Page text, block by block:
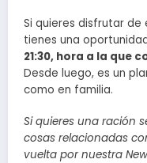
Si quieres disfrutar
tienes una
21:30, hora a la que
Desde luego, es un
como en familia.
Si quieres una ración
cosas relacionadas
vuelta por nuestra